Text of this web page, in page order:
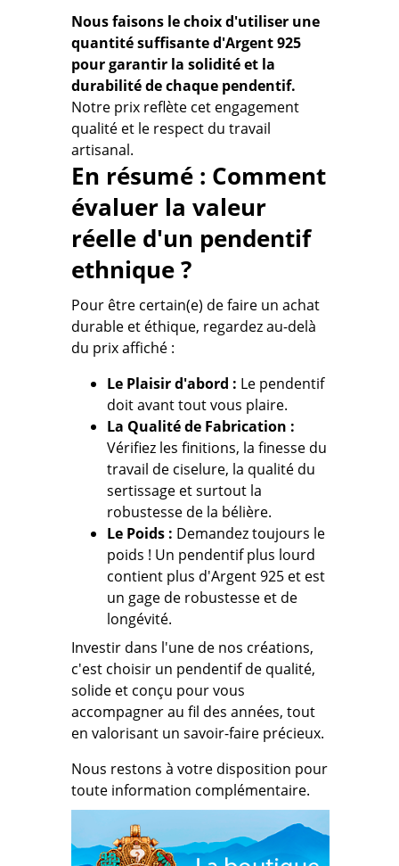
Nous faisons le choix d'utiliser une
quantité suffisante d'Argent 925
pour garantir la solidité et la
durabilité de chaque pendentif.
Notre prix reflète cet engagement
qualité et le respect du travail
artisanal.
En résumé : Comment
évaluer la valeur
réelle d'un pendentif
ethnique ?
Pour être certain(e) de faire un achat
durable et éthique, regardez au-delà
du prix affiché :
Le Plaisir d'abord : Le pendentif
doit avant tout vous plaire.
La Qualité de Fabrication :
Vérifiez les finitions, la finesse du
travail de ciselure, la qualité du
sertissage et surtout la
robustesse de la bélière.
Le Poids : Demandez toujours le
poids ! Un pendentif plus lourd
contient plus d'Argent 925 et est
un gage de robustesse et de
longévité.
Investir dans l'une de nos créations,
c'est choisir un pendentif de qualité,
solide et conçu pour vous
accompagner au fil des années, tout
en valorisant un savoir-faire précieux.
Nous restons à votre disposition pour
toute information complémentaire.